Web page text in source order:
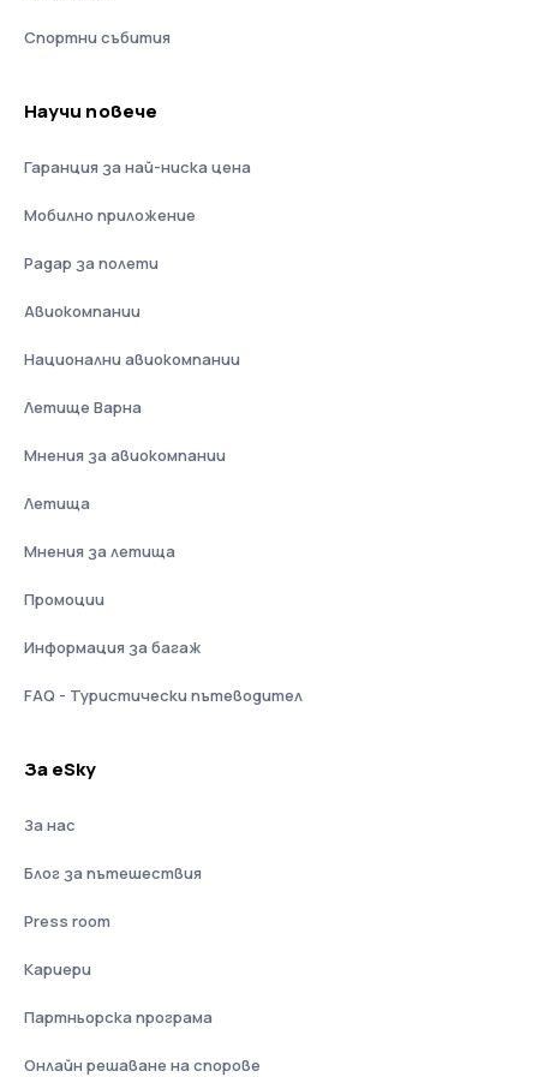
Спортни събития
Научи повече
Гаранция за най-ниска цена
Мобилно приложение
Радар за полети
Авиокомпании
Национални авиокомпании
Летище Варна
Мнения за авиокомпании
Летища
Мнения за летища
Промоции
Информация за багаж
FAQ - Туристически пътеводител
За eSky
За нас
Блог за пътешествия
Press room
Кариери
Партньорска програма
Онлайн решаване на спорове